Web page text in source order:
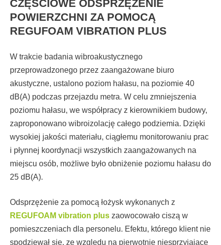
CZĘŚCIOWE ODSPRZĘŻENIE
POWIERZCHNI ZA POMOCĄ
REGUFOAM VIBRATION PLUS
W trakcie badania wibroakustycznego
przeprowadzonego przez zaangażowane biuro
akustyczne, ustalono poziom hałasu, na poziomie 40
dB(A) podczas przejazdu metra. W celu zmniejszenia
poziomu hałasu, we współpracy z kierownikiem budowy,
zaproponowano wibroizolację całego podziemia. Dzięki
wysokiej jakości materiału, ciągłemu monitorowaniu prac
i płynnej koordynacji wszystkich zaangażowanych na
miejscu osób, możliwe było obniżenie poziomu hałasu do
25 dB(A).
Odsprzężenie za pomocą łożysk wykonanych z
REGUFOAM vibration plus zaowocowało ciszą w
pomieszczeniach dla personelu. Efektu, którego klient nie
spodziewał się, ze względu na pierwotnie niesprzyjające